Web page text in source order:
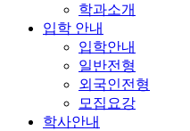
학과소개
입학 안내
입학안내
일반전형
외국인전형
모집요강
학사안내